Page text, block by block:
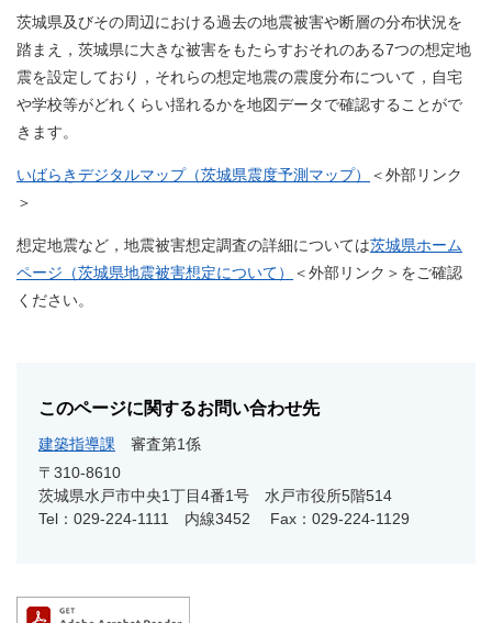
茨城県及びその周辺における過去の地震被害や断層の分布状況を
踏まえ，茨城県に大きな被害をもたらすおそれのある7つの想定地
震を設定しており，それらの想定地震の震度分布について，自宅
や学校等がどれくらい揺れるかを地図データで確認することがで
きます。
いばらきデジタルマップ（茨城県震度予測マップ）
＜外部リンク
＞
想定地震など，地震被害想定調査の詳細については茨城県ホーム
ページ（茨城県地震被害想定について）
＜外部リンク＞ をご確認
ください。
このページに関するお問い合わせ先
建築指導課
審査第1係
〒310-8610
茨城県水戸市中央1丁目4番1号 水戸市役所5階514
Tel：029-224‐1111 内線3452
Fax：029-224-1129